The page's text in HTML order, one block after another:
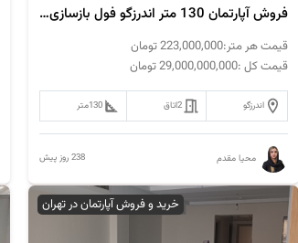
فروش‌ آپارتمان 130 متر اندرزگو فول بازسازی مدرن
قیمت هر متر:223,000,000تومان
قیمت کل :29,000,000,000تومان
اندرزگو 2اتاق 130متر
محیا مقدم 238 روز پیش
خرید و فروش آپارتمان در تهران